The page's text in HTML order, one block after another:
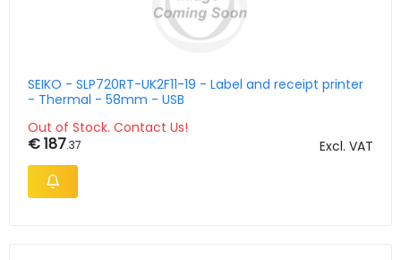
SEIKO - SLP720RT-UK2F11-19 - Label and receipt printer
- Thermal - 58mm - USB
Out of Stock. Contact Us!
€ 187.37 Excl. VAT